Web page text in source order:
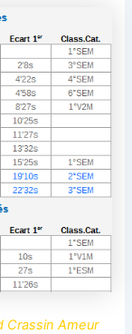
Crassin Ameur